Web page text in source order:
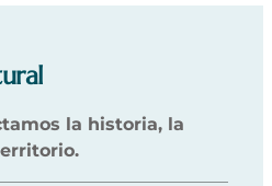
la historia, la